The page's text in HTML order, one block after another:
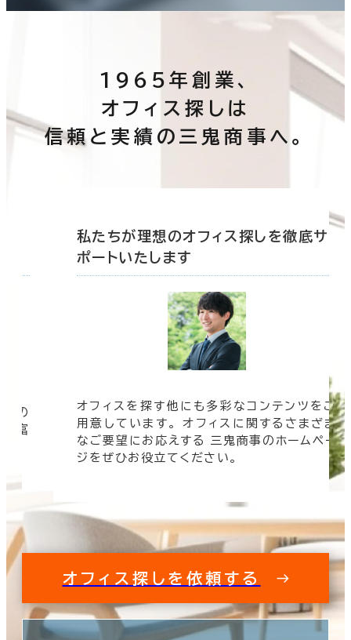
1965年創業、
オフィス探しは
信頼と実績の三鬼商事へ。
の
豊富
私たちが理想のオフィス探しを徹底サ
ポートいたします
オフィスを探す他にも多彩なコンテンツをご
用意しています。 オフィスに関するさまざま
なご要望にお応えする 三鬼商事のホームペー
ジをぜひお役立てください。
オフィス探しを依頼する